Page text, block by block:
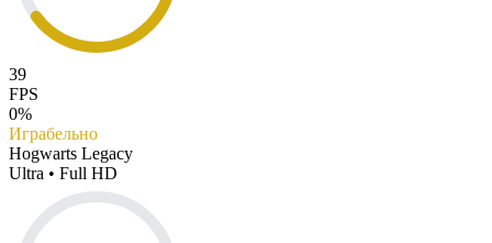
39
FPS
0%
Играбельно
Hogwarts Legacy
Ultra • Full HD